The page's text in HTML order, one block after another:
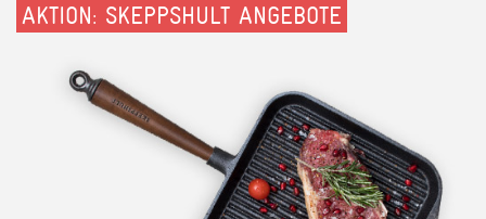
AKTION: SKEPPSHULT ANGEBOTE